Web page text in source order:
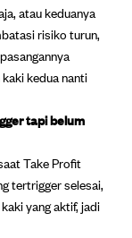
atau keduanya
risiko turun,
kedua nanti
tapi belum
Take Profit
tertrigger selesai,
yang aktif, jadi